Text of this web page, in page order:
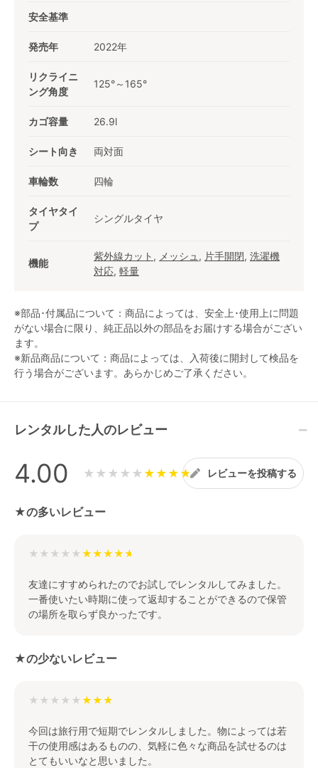
安全基準
発売年 2022年
リクライニ
ング角度
125°～165°
カゴ容量 26.9l
シート向き 両対面
車輪数 四輪
タイヤタイ
プ
シングルタイヤ
機能
紫外線カット , メッシュ , 片手開閉, 洗濯機
対応, 軽量
※部品･付属品について：商品によっては、安全上･使用上に問題
がない場合に限り、純正品以外の部品をお届けする場合がござい
ます。
※新品商品について：商品によっては、入荷後に開封して検品を
行う場合がございます。あらかじめご了承ください。
レンタルした人のレビュー
4.00 ★★★★★ レビューを投稿する
★の多いレビュー
★★★★★
友達にすすめられたのでお試しでレンタルしてみました。
一番使いたい時期に使って返却することができるので保管
の場所を取らず良かったです。
★の少ないレビュー
★★★★★
今回は旅行用で短期でレンタルしました。物によっては若
干の使用感はあるものの、気軽に色々な商品を試せるのは
とてもいいなと思いました。